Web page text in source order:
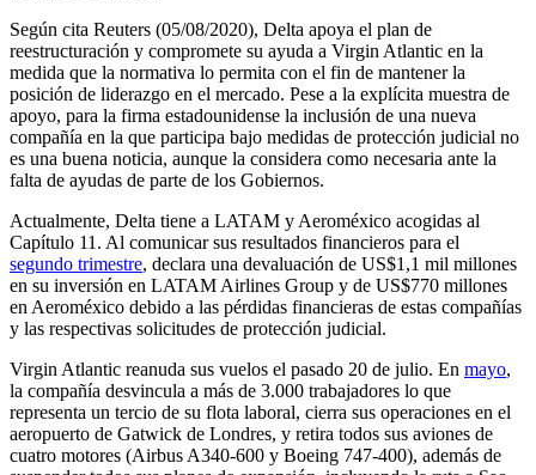
Según cita Reuters (05/08/2020), Delta apoya el plan de
reestructuración y compromete su ayuda a Virgin Atlantic en la
medida que la normativa lo permita con el fin de mantener la
posición de liderazgo en el mercado. Pese a la explícita muestra de
apoyo, para la firma estadounidense la inclusión de una nueva
compañía en la que participa bajo medidas de protección judicial no
es una buena noticia, aunque la considera como necesaria ante la
falta de ayudas de parte de los Gobiernos.
Actualmente, Delta tiene a LATAM y Aeroméxico acogidas al
Capítulo 11. Al comunicar sus resultados financieros para el
segundo trimestre, declara una devaluación de US$1,1 mil millones
en su inversión en LATAM Airlines Group y de US$770 millones
en Aeroméxico debido a las pérdidas financieras de estas compañías
y las respectivas solicitudes de protección judicial.
Virgin Atlantic reanuda sus vuelos el pasado 20 de julio. En mayo,
la compañía desvincula a más de 3.000 trabajadores lo que
representa un tercio de su flota laboral, cierra sus operaciones en el
aeropuerto de Gatwick de Londres, y retira todos sus aviones de
cuatro motores (Airbus A340-600 y Boeing 747-400), además de